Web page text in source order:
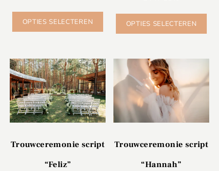
OPTIES SELECTEREN OPTIES SELECTEREN
Trouwceremonie script
“Feliz”
Trouwceremonie script
“Hannah”